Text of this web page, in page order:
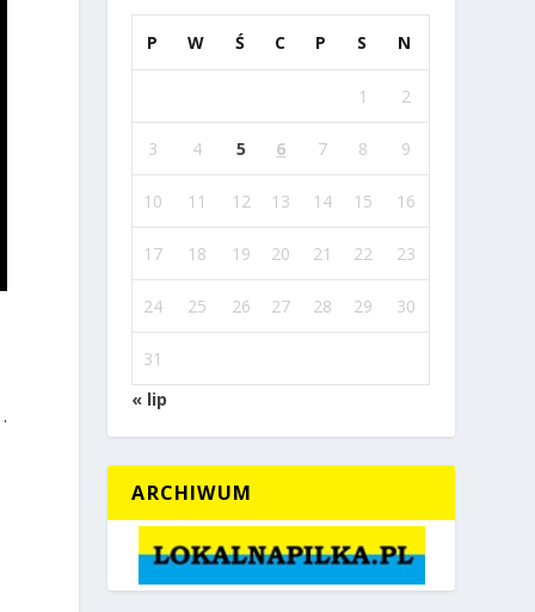
.
P W Ś C P S N
1 2
3 4 5 6 7 8 9
10 11 12 13 14 15 16
17 18 19 20 21 22 23
24 25 26 27 28 29 30
31
« lip
ARCHIWUM